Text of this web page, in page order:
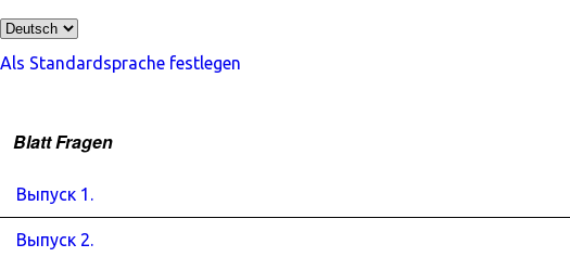
Als Standardsprache festlegen
Blatt Fragen
Выпуск 1.
Выпуск 2.